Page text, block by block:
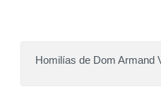
Homilías de Dom Armand